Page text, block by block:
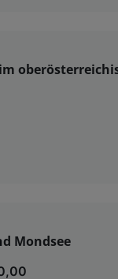
Mondsee